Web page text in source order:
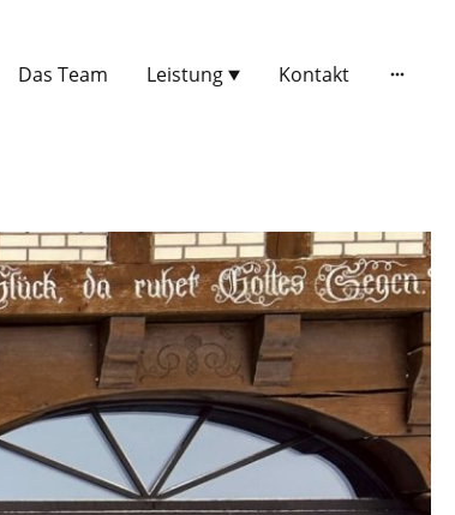
Das Team Leistung Kontakt